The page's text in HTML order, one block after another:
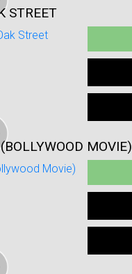
STREET
MOVIE)